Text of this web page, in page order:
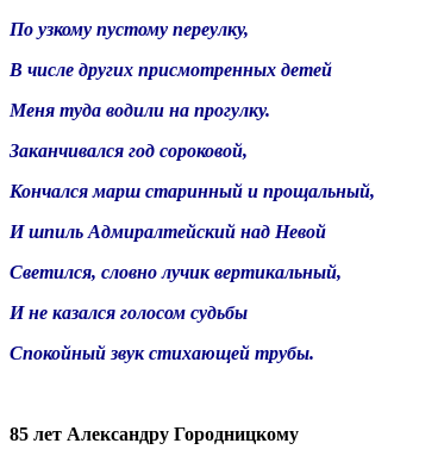
По узкому пустому переулку,
В числе других присмотренных детей
Меня туда водили на прогулку.
Заканчивался год сороковой,
Кончался марш старинный и прощальный,
И шпиль Адмиралтейский над Невой
Светился, словно лучик вертикальный,
И не казался голосом судьбы
Спокойный звук стихающей трубы.
85 лет Александру Городницкому